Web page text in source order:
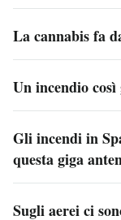
La cannabis fa
Un incendio
Gli incendi in
questa giga
Sugli aerei ci